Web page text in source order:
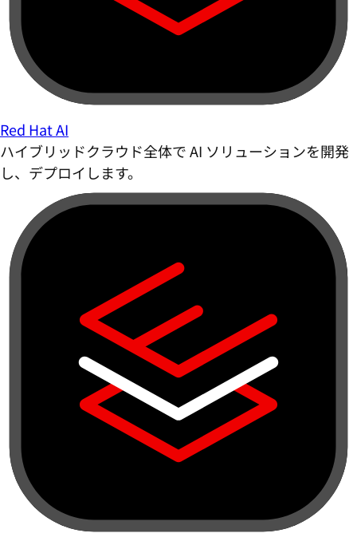
Red Hat AI
ハイブリッドクラウド全体で AI ソリューションを開発
し、デプロイします。